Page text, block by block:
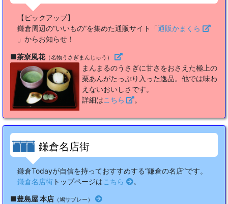
【ピックアップ】
鎌倉周辺の“いいもの”を集めた通販サイト「通販かまくら
」からお知らせ！
■茶寮風花（名物うさぎまんじゅう）
まんまるのうさぎに甘さをおさえた極上の
栗あんがたっぷり入った逸品。他では味わ
えないおいしさです。
詳細はこちら 。
鎌倉名店街
鎌倉Todayが自信を持っておすすめする“鎌倉の名店”です。
鎌倉名店街 トップページは こちら 。
■豊島屋 本店 （鳩サブレー）